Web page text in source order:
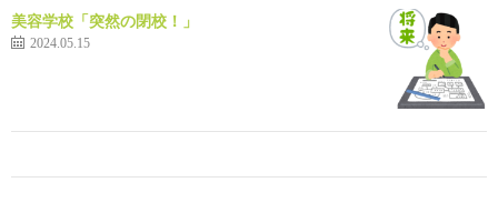
美容学校「突然の閉校！」
2024.05.15